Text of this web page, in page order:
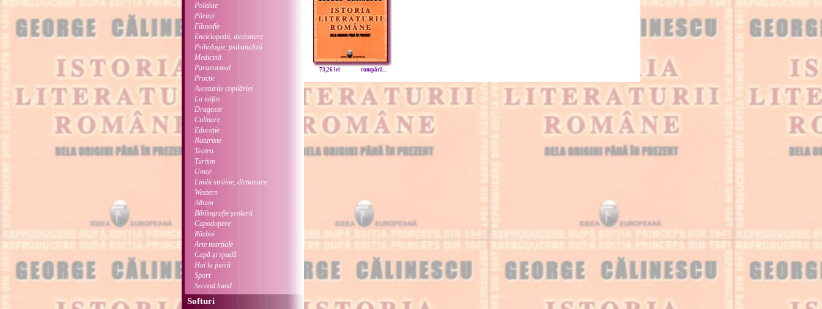
Polițiste
Părinți
Filosofie
Enciclopedii, dicționare
Psihologie, psihanaliză
Medicină
Paranormal
Practic
Aventurile copilăriei
La taifas
Dragoste
Culinare
Educație
Naturiste
Teatru
Turism
Umor
Limbi străine, dicționare
Western
Album
Bibliografie școlară
Capodopere
Război
Arte marțiale
Capă și spadă
Hai la joacă
Sport
Second hand
Softuri
73,26 lei cumpără...